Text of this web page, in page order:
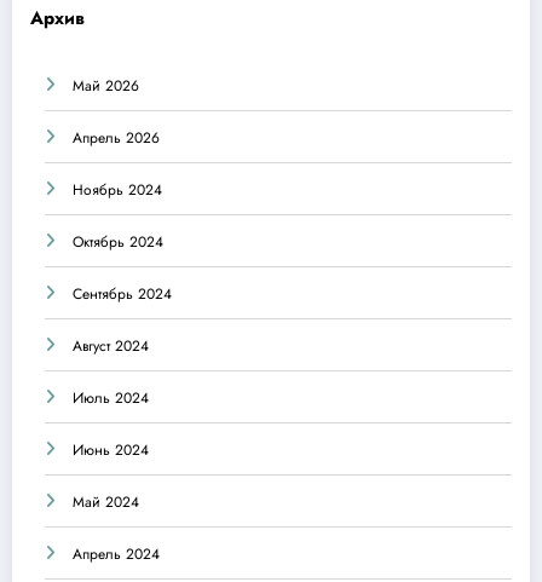
Архив
Май 2026
Апрель 2026
Ноябрь 2024
Октябрь 2024
Сентябрь 2024
Август 2024
Июль 2024
Июнь 2024
Май 2024
Апрель 2024